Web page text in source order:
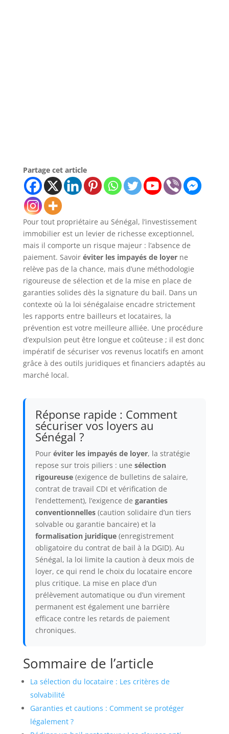
Partage cet article
Pour tout propriétaire au Sénégal, l’investissement
immobilier est un levier de richesse exceptionnel,
mais il comporte un risque majeur : l’absence de
paiement. Savoir éviter les impayés de loyerne
relève pas de la chance, mais d’une méthodologie
rigoureuse de sélection et de la mise en place de
garanties solides dès la signature du bail. Dans un
contexte où la loi sénégalaise encadre strictement
les rapports entre bailleurs et locataires, la
prévention est votre meilleure alliée. Une procédure
d’expulsion peut être longue et coûteuse ; il est donc
impératif de sécuriser vos revenus locatifs en amont
grâce à des outils juridiques et financiers adaptés au
marché local.
Réponse rapide : Comment
sécuriser vos loyers au
Sénégal ?
Pour éviter les impayés de loyer, la stratégie
repose sur trois piliers : une sélection
rigoureuse(exigence de bulletins de salaire,
contrat de travail CDI et vérification de
l’endettement), l’exigence de garanties
conventionnelles(caution solidaire d’un tiers
solvable ou garantie bancaire) et la
formalisation juridique(enregistrement
obligatoire du contrat de bail à la DGID). Au
Sénégal, la loi limite la caution à deux mois de
loyer, ce qui rend le choix du locataire encore
plus critique. La mise en place d’un
prélèvement automatique ou d’un virement
permanent est également une barrière
efficace contre les retards de paiement
chroniques.
Sommaire de l’article
La sélection du locataire : Les critères de
solvabilité
Garanties et cautions : Comment se protéger
légalement ?